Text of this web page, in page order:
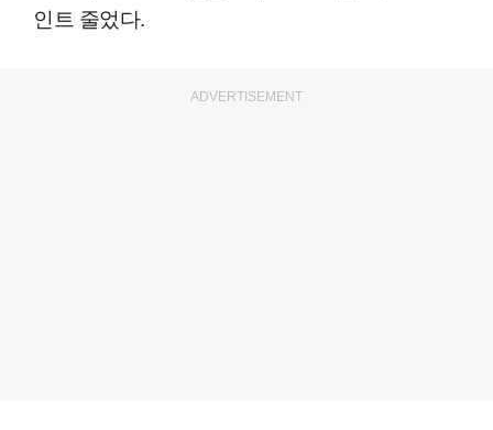
인트 줄었다.
ADVERTISEMENT